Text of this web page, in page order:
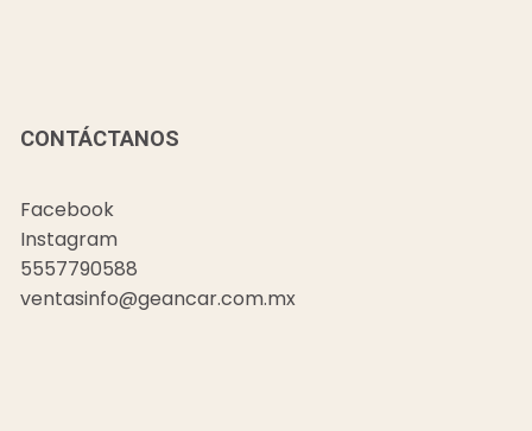
CONTÁCTANOS
Facebook
Instagram
5557790588
ventasinfo@geancar.com.mx